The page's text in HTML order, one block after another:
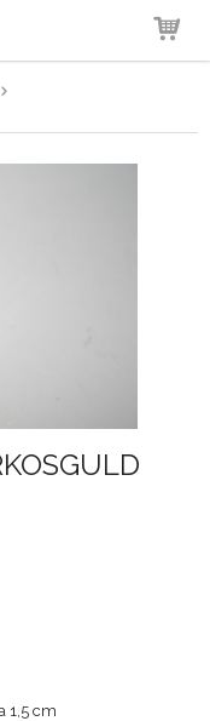
i
1,5 cm